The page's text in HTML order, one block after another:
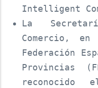
Intelligent
La
Comercio,
Federación
Provincias
reconocido